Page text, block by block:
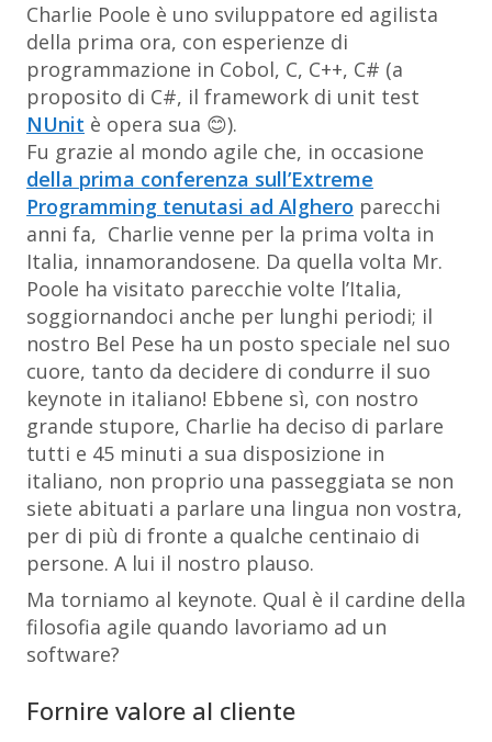
Charlie Poole è uno sviluppatore ed agilista
della prima ora, con esperienze di
programmazione in Cobol, C, C++, C# (a
proposito di C#, il framework di unit test
NUnit è opera sua 😊).
Fu grazie al mondo agile che, in occasione
della prima conferenza sull’Extreme
Programming tenutasi ad Alghero parecchi
anni fa, Charlie venne per la prima volta in
Italia, innamorandosene. Da quella volta Mr.
Poole ha visitato parecchie volte l’Italia,
soggiornandoci anche per lunghi periodi; il
nostro Bel Pese ha un posto speciale nel suo
cuore, tanto da decidere di condurre il suo
keynote in italiano! Ebbene sì, con nostro
grande stupore, Charlie ha deciso di parlare
tutti e 45 minuti a sua disposizione in
italiano, non proprio una passeggiata se non
siete abituati a parlare una lingua non vostra,
per di più di fronte a qualche centinaio di
persone. A lui il nostro plauso.
Ma torniamo al keynote. Qual è il cardine della
filosofia agile quando lavoriamo ad un
software?
Fornire valore al cliente